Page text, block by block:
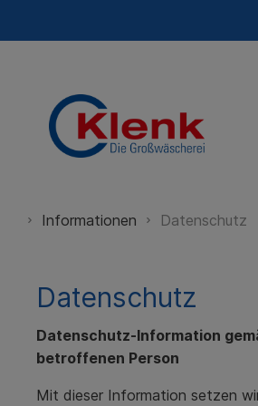
Geschichte
Alten- und Pflegeheime
🔒 Kundenportal
Informationen Datenschutz
Datenschutz
Datenschutz-Information
betroffenen Person
Mit dieser Information setzen